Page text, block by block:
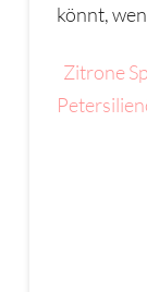
könnt,
Zitrone